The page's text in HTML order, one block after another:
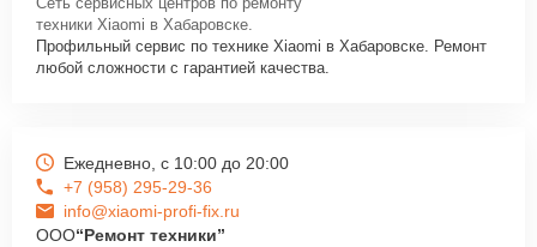
техники Xiaomi в Хабаровске.
Профильный сервис по технике Xiaomi в Хабаровске. Ремонт
любой сложности с гарантией качества.
Ежедневно, с 10:00 до 20:00
+7 (958) 295-29-36
info@xiaomi-profi-fix.ru
ООО“Ремонт техники”